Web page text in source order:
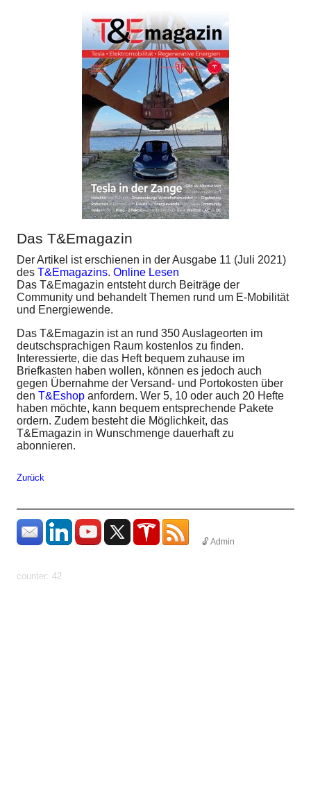
Das T&Emagazin
Der Artikel ist erschienen in der Ausgabe 11 (Juli 2021)
des T&Emagazins. Online Lesen
Das T&Emagazin entsteht durch Beiträge der
Community und behandelt Themen rund um E-Mobilität
und Energiewende.
Das T&Emagazin ist an rund 350 Auslageorten im
deutschsprachigen Raum kostenlos zu finden.
Interessierte, die das Heft bequem zuhause im
Briefkasten haben wollen, können es jedoch auch
gegen Übernahme der Versand- und Portokosten über
den T&Eshop anfordern. Wer 5, 10 oder auch 20 Hefte
haben möchte, kann bequem entsprechende Pakete
ordern. Zudem besteht die Möglichkeit, das
T&Emagazin in Wunschmenge dauerhaft zu
abonnieren.
Zurück
🔓 Admin
counter: 42